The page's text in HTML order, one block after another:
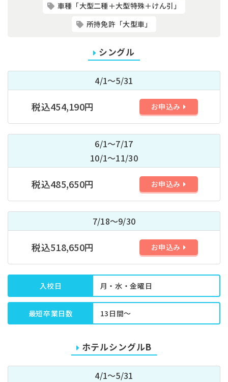
車種「大型二種＋大型特殊＋けん引」
所持免許「大型車」
シングル
4/1～5/31
税込454,190円 お申込み
6/1～7/17
10/1～11/30
税込485,650円 お申込み
7/18～9/30
税込518,650円 お申込み
入校日 月・水・金曜日
最短卒業日数 13日間～
ホテルシングルB
4/1～5/31